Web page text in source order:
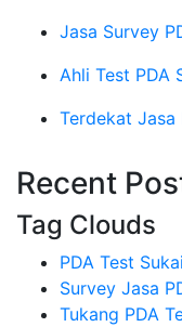
Jasa Survey
Ahli Test PDA
Terdekat Jasa
Recent
Tag Clouds
PDA Test
Survey Jasa
Tukang PDA